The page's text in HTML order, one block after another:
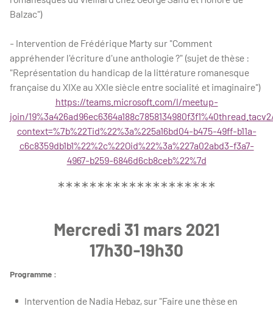
Balzac")
- Intervention de Frédérique Marty sur "Comment
appréhender l'écriture d'une anthologie ?" (sujet de thèse :
"Représentation du handicap de la littérature romanesque
française du XIXe au XXIe siècle entre socialité et imaginaire")
https://teams.microsoft.com/l/meetup-
join/
context=%7b%22Tid%22%3a%225a16bd04-b475-49ff-b11a-
c6c8359db1b1%22%2c%22Oid%22%3a%227a02abd3-f3a7-
4967-b259-6846d6cb8ceb%22%7d
********************
Mercredi 31 mars 2021
17h30-19h30
Programme :
Intervention de Nadia Hebaz, sur "Faire une thèse en